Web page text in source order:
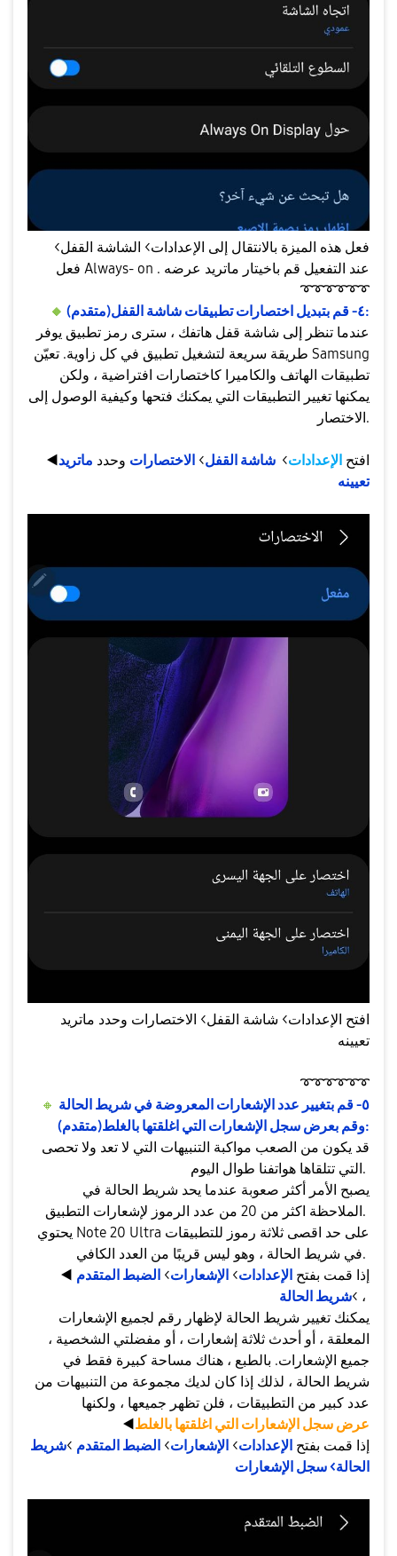
فعل هذه الميزة بالانتقال إلى الإعدادات> الشاشة القفل>
فعل Always- on . عند التفعيل قم باخيتار ماتريد عرضه
➰➰➰➰➰➰
🔸
٤- قم بتبديل اختصارات تطبيقات شاشة القفل
(متقدم):
عندما تنظر إلى شاشة قفل هاتفك ، سترى رمز تطبيق يوفر
طريقة سريعة لتشغيل تطبيق في كل زاوية. تعيّن Samsung
تطبيقات الهاتف والكاميرا كاختصارات افتراضية ، ولكن
يمكنها تغيير التطبيقات التي يمكنك فتحها وكيفية الوصول إلى
الاختصار.
◀️ افتح الإعدادات> شاشة القفل> الاختصارات وحدد ماتريد
تعيينه
افتح الإعدادات> شاشة القفل> الاختصارات وحدد ماتريد
تعيينه
➰➰➰➰➰➰
🔸
٥- قم بتغيير عدد الإشعارات المعروضة في شريط الحالة
وقم بعرض سجل الإشعارات التي اغلقتها بالغلط(متقدم):
قد يكون من الصعب مواكبة التنبيهات التي لا تعد ولا تحصى
التي تتلقاها هواتفنا طوال اليوم.
الملاحظة اكثر من 20 من عدد الرموز لإشعارات التطبيق.
في شريط الحالة ، وهو ليس قريبًا من العدد الكافي.
◀️
إذا قمت بفتح الإعدادات> الإشعارات> الضبط المتقدم
>شريط الحالة
،
يمكنك تغيير شريط الحالة لإظهار رقم لجميع الإشعارات
المعلقة ، أو أحدث ثلاثة إشعارات ، أو مفضلتي الشخصية ،
جميع الإشعارات. بالطبع ، هناك مساحة كبيرة فقط في
شريط الحالة ، لذلك إذا كان لديك مجموعة من التنبيهات من
عدد كبير من التطبيقات ، فلن تظهر جميعها ، ولكنها
◀️عرض سجل الإشعارات التي اغلقتها بالغلط
إذا قمت بفتح الإعدادات> الإشعارات> الضبط المتقدم >شريط
الحالة> سجل الإشعارات